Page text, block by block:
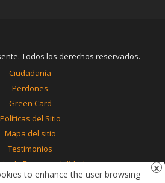
Todos los derechos reservados.
Ciudadanía
Perdones
Green Card
Políticas del Sitio
Mapa del sitio
Testimonios
de Responsabilidad
Contáctenos
to enhance the user browsing